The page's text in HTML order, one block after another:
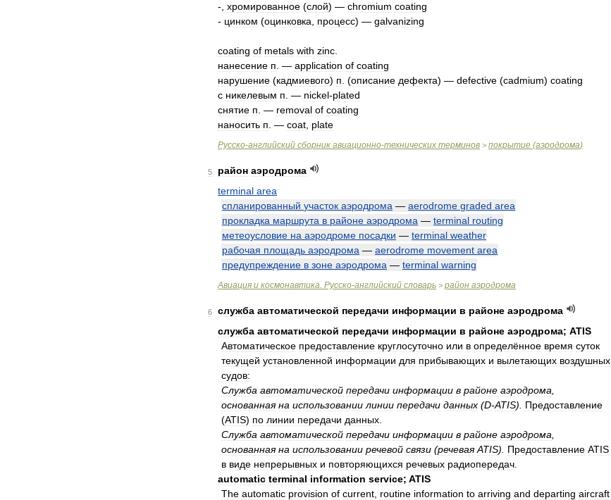
-, хромированное (слой) — chromium coating
- цинком (оцинковка процесс) — galvanizing
coating of metals with zinc
нанесение п . — application of coating
нарушение (кадмиевого) п . (описание дефекта) — defective (cadmium) coating
с никелевым п . — nickel-plated
снятие п . — removal of coating
наносить п . — coat plate
Русско-английский сборник авиационно-технических терминов > покрытие (аэродрома)
5 район аэродрома
terminal area
спланированный участок аэродрома — aerodrome graded area
прокладка маршрута в районе аэродрома — terminal routing
метеоусловие на аэродроме посадки — terminal weather
рабочая площадь аэродрома — aerodrome movement area
предупреждение в зоне аэродрома — terminal warning
Авиация и космонавтика. Русско-английский словарь > район аэродрома
6 служба автоматической передачи информации в районе аэродрома
служба автоматической передачи информации в районе аэродрома; ATIS
Автоматическое предоставление круглосуточно или в определённое время суток
текущей установленной информации для прибывающих и вылетающих воздушных
судов:
Служба автоматической передачи информации в районе аэродрома
основанная на использовании линии передачи данных (D-ATIS).
Предоставление
(ATIS) по линии передачи данных
Служба автоматической передачи информации в районе аэродрома
основанная на использовании речевой связи (речевая ATIS). Предоставление ATIS
в виде непрерывных и повторяющихся речевых радиопередач
automatic terminal information service; ATIS
The automatic provision of current routine information to arriving and departing aircraft